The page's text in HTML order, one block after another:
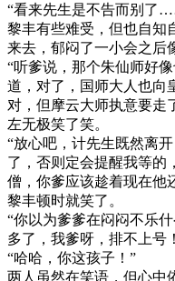
“看来先生是不告而别了
黎丰有些难受，但也自知
来去，郁闷了一小会之后
“听爹说，那个朱仙师好
道，对了，国师大人也向
对，但摩云大师执意要
左无极笑了笑。
“放心吧，计先生既然离
了，否则定会提醒我等的
僧，你爹应该趁着现在他
黎丰顿时就笑了。
“你以为爹爹在闷闷不乐
多了，我爹呀，排不上号
“哈哈，你这孩子！”
两人虽然在笑语，但心中